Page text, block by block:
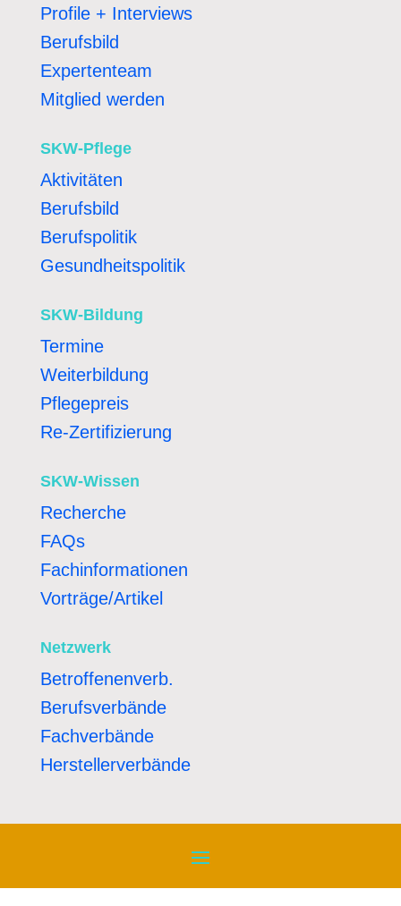
Profile + Interviews
Berufsbild
Expertenteam
Mitglied werden
SKW-Pflege
Aktivitäten
Berufsbild
Berufspolitik
Gesundheitspolitik
SKW-Bildung
Termine
Weiterbildung
Pflegepreis
Re-Zertifizierung
SKW-Wissen
Recherche
FAQs
Fachinformationen
Vorträge/Artikel
Netzwerk
Betroffenenverb.
Berufsverbände
Fachverbände
Herstellerverbände